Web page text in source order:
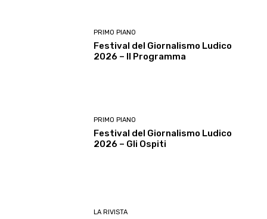
PRIMO PIANO
Festival del Giornalismo Ludico
2026 – Il Programma
PRIMO PIANO
Festival del Giornalismo Ludico
2026 – Gli Ospiti
LA RIVISTA